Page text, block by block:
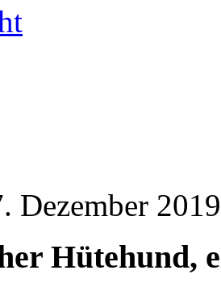
Dezember
Hütehund,